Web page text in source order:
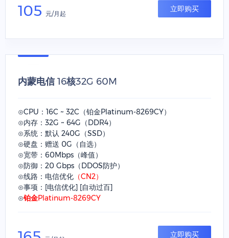
105 元/月起
立即购买
内蒙电信 16核32G 60M
⊙CPU：16C ~ 32C（铂金Platinum-8269CY）
⊙内存：32G ~ 64G（DDR4）
⊙系统：默认 240G（SSD）
⊙硬盘：赠送 0G（自选）
⊙宽带：60Mbps（峰值）
⊙防御：20 Gbps（DDOS防护）
⊙线路：电信优化 （CN2）
⊙事项：[电信优化] [自动过百]
⊙铂金Platinum-8269CY
立即购买